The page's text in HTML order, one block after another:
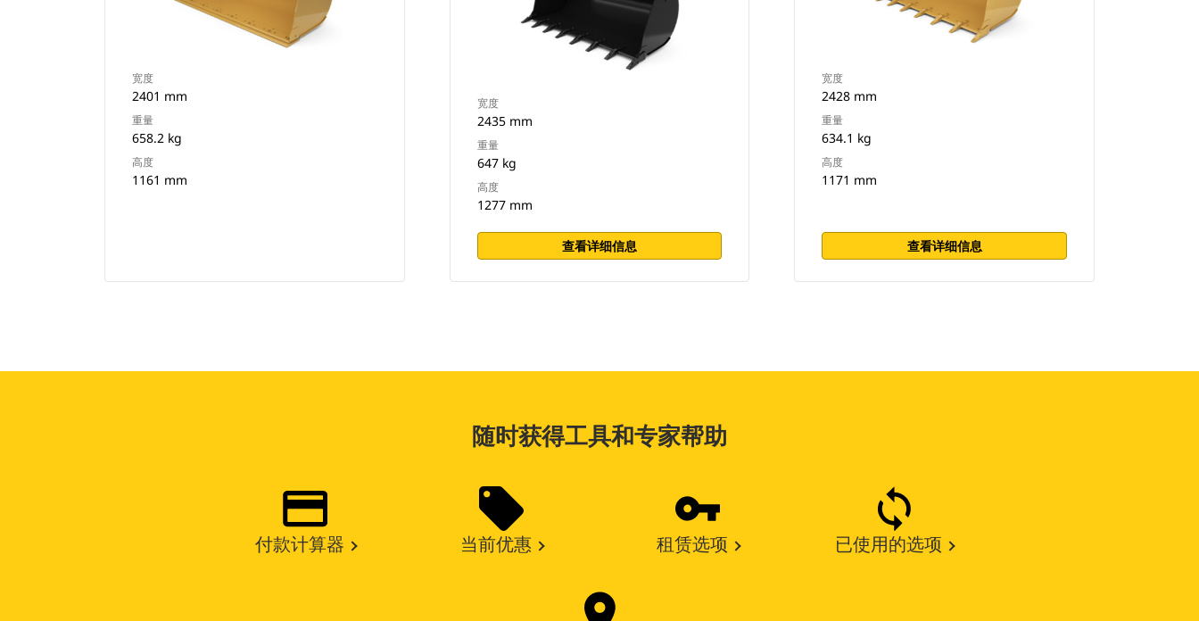
宽度
2401 mm
重量
658.2 kg
高度
1161 mm
宽度
2435 mm
重量
647 kg
高度
1277 mm
查看详细信息
宽度
2428 mm
重量
634.1 kg
高度
1171 mm
查看详细信息
随时获得工具和专家帮助
付款计算器 当前优惠 租赁选项 已使用的选项